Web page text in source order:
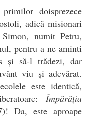
doisprezece
adică misionari
numit Petru,
pentru a ne aminti
și să-l trădezi, dar
viu și adevărat.
este identică,
Împărăția
Da, este aproape